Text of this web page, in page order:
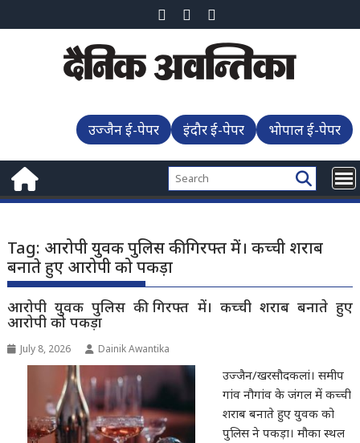
to
उज्जैन ई-पेपर इंदौर ई-पेपर भोपाल ई-पेपर
Tag: आरोपी युवक पुलिस की गिरफ्त में। कच्ची शराब
बनाते हुए आरोपी को पकड़ा
आरोपी युवक पुलिस की गिरफ्त में। कच्ची शराब बनाते हुए
आरोपी को पकड़ा
July 8, 2026 Dainik Awantika
उज्जैन/खरसौदकलां। समीप
गांव नौगांव के जंगल में कच्ची
शराब बनाते हुए युवक को
पुलिस ने पकड़ा। मौका स्थल